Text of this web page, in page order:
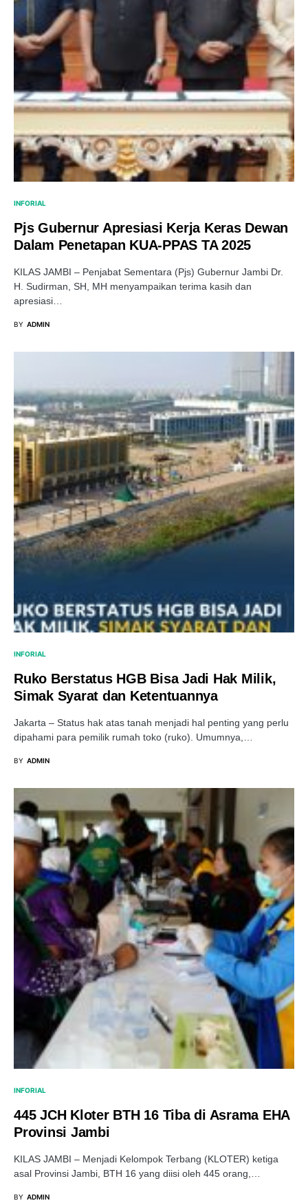
INFORIAL
Pjs Gubernur Apresiasi Kerja Keras Dewan
Dalam Penetapan KUA-PPAS TA 2025
KILAS JAMBI – Penjabat Sementara (Pjs) Gubernur Jambi Dr.
H. Sudirman, SH, MH menyampaikan terima kasih dan
apresiasi…
BY ADMIN
INFORIAL
Ruko Berstatus HGB Bisa Jadi Hak Milik,
Simak Syarat dan Ketentuannya
Jakarta – Status hak atas tanah menjadi hal penting yang perlu
dipahami para pemilik rumah toko (ruko). Umumnya,…
BY ADMIN
INFORIAL
445 JCH Kloter BTH 16 Tiba di Asrama EHA
Provinsi Jambi
KILAS JAMBI – Menjadi Kelompok Terbang (KLOTER) ketiga
asal Provinsi Jambi, BTH 16 yang diisi oleh 445 orang,…
BY ADMIN